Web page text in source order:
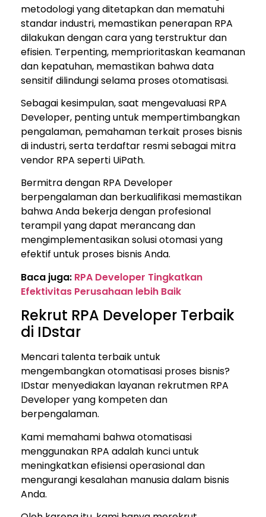
metodologi yang ditetapkan dan mematuhi
standar industri, memastikan penerapan RPA
dilakukan dengan cara yang terstruktur dan
efisien. Terpenting, memprioritaskan keamanan
dan kepatuhan, memastikan bahwa data
sensitif dilindungi selama proses otomatisasi.
Sebagai kesimpulan, saat mengevaluasi RPA
Developer, penting untuk mempertimbangkan
pengalaman, pemahaman terkait proses bisnis
di industri, serta terdaftar resmi sebagai mitra
vendor RPA seperti UiPath.
Bermitra dengan RPA Developer
berpengalaman dan berkualifikasi memastikan
bahwa Anda bekerja dengan profesional
terampil yang dapat merancang dan
mengimplementasikan solusi otomasi yang
efektif untuk proses bisnis Anda.
Baca juga: RPA Developer Tingkatkan
Efektivitas Perusahaan lebih Baik
Rekrut RPA Developer Terbaik
di IDstar
Mencari talenta terbaik untuk
mengembangkan otomatisasi proses bisnis?
IDstar menyediakan layanan rekrutmen RPA
Developer yang kompeten dan
berpengalaman.
Kami memahami bahwa otomatisasi
menggunakan RPA adalah kunci untuk
meningkatkan efisiensi operasional dan
mengurangi kesalahan manusia dalam bisnis
Anda.